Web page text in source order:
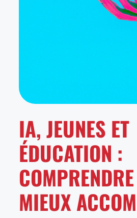
IA, JEUNES ET
ÉDUCATION :
MIEUX